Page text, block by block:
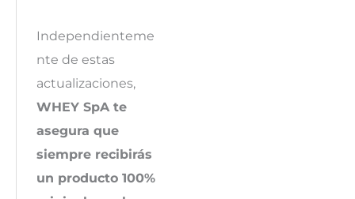
Independienteme
nte de estas
actualizaciones,
WHEY SpA te
asegura que
siempre recibirás
un producto 100%